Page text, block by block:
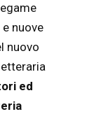
nuove
nuovo
ed